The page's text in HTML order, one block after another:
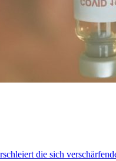
die sich